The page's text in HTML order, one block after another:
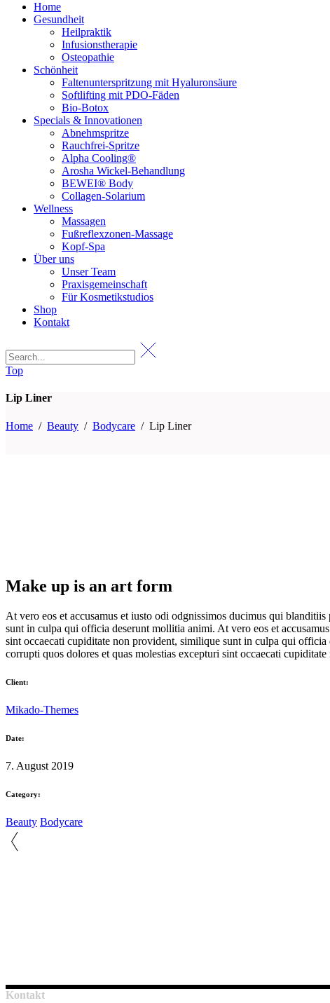
Home
Gesundheit
Heilpraktik
Infusionstherapie
Osteopathie
Schönheit
Faltenunterspritzung mit Hyaluronsäure
Softlifting mit PDO-Fäden
Bio-Botox
Specials & Innovationen
Abnehmspritze
Rauchfrei-Spritze
Alpha Cooling®
Arosha Wickel-Behandlung
BEWEI® Body
Collagen-Solarium
Wellness
Massagen
Fußreflexzonen-Massage
Kopf-Spa
Über uns
Unser Team
Praxisgemeinschaft
Für Kosmetikstudios
Shop
Kontakt
Top
Lip Liner
Home / Beauty / Bodycare / Lip Liner
Make up is an art form
At vero eos et accusamus et iusto odi odgnissimos ducimus qui
sunt in culpa qui officia deserunt mollitia animi. At vero eos et
sint occaecati cupiditate non provident, similique sunt in culpa qui
corrupti quos dolores et quas molestias excepturi sint occaecati
Client:
Mikado-Themes
Date:
7. August 2019
Category:
Beauty Bodycare
Kontakt